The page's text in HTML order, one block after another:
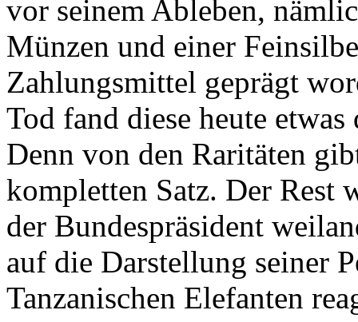
vor seinem Ableben,
Münzen und einer
Zahlungsmittel geprägt
Tod fand diese heute
Denn von den Raritäten
kompletten Satz. Der Rest
der Bundespräsident
auf die Darstellung seiner
Tanzanischen Elefanten